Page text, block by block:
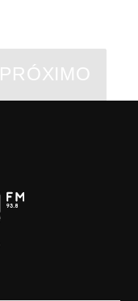
PRÓXIMO